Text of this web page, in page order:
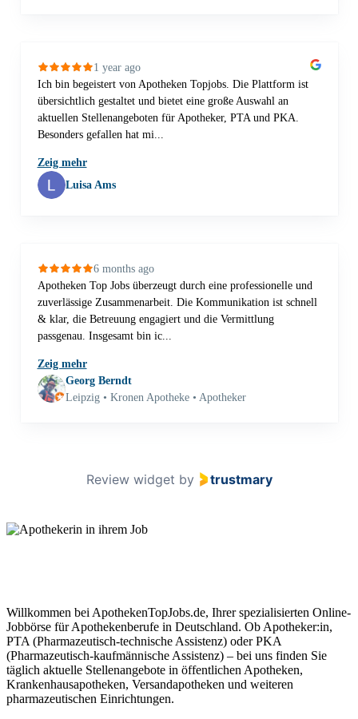
1 year ago
Ich bin begeistert von Apotheken Topjobs. Die Plattform ist
übersichtlich gestaltet und bietet eine große Auswahl an
aktuellen Stellenangeboten für Apotheker, PTA und PKA.
Besonders gefallen hat mi...
Zeig mehr
Luisa Ams
6 months ago
Apotheken Top Jobs überzeugt durch eine professionelle und
zuverlässige Zusammenarbeit. Die Kommunikation ist schnell
& klar, die Betreuung engagiert und die Vermittlung
passgenau. Insgesamt bin ic...
Zeig mehr
Georg Berndt
Leipzig • Kronen Apotheke • Apotheker
Review widget by trustmary
Willkommen bei ApothekenTopJobs.de, Ihrer spezialisierten Online-
Jobbörse für Apothekenberufe in Deutschland. Ob Apotheker:in,
PTA (Pharmazeutisch-technische Assistenz) oder PKA
(Pharmazeutisch-kaufmännische Assistenz) – bei uns finden Sie
täglich aktuelle Stellenangebote in öffentlichen Apotheken,
Krankenhausapotheken, Versandapotheken und weiteren
pharmazeutischen Einrichtungen.